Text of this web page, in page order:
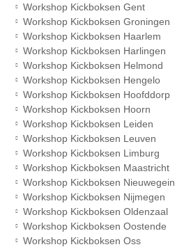
Workshop Kickboksen Gent
Workshop Kickboksen Groningen
Workshop Kickboksen Haarlem
Workshop Kickboksen Harlingen
Workshop Kickboksen Helmond
Workshop Kickboksen Hengelo
Workshop Kickboksen Hoofddorp
Workshop Kickboksen Hoorn
Workshop Kickboksen Leiden
Workshop Kickboksen Leuven
Workshop Kickboksen Limburg
Workshop Kickboksen Maastricht
Workshop Kickboksen Nieuwegein
Workshop Kickboksen Nijmegen
Workshop Kickboksen Oldenzaal
Workshop Kickboksen Oostende
Workshop Kickboksen Oss